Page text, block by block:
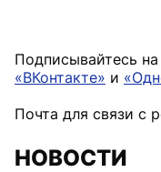
Подписывайтесь
«ВКонтакте» и
Почта для связи с
НОВОСТИ